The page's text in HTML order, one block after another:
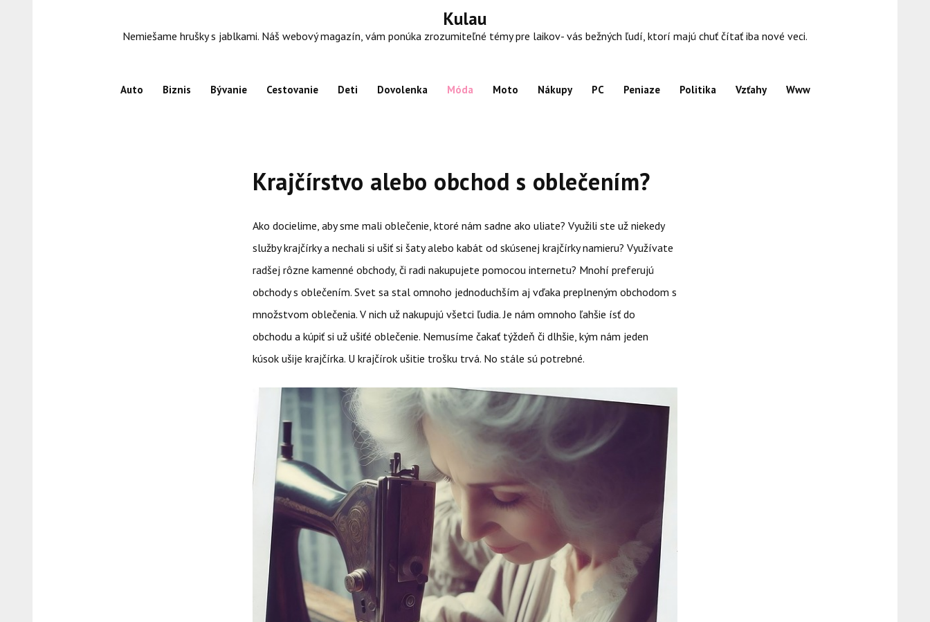
Kulau
Nemiešame hrušky s jablkami. Náš webový magazín, vám ponúka zrozumiteľné témy pre laikov- vás bežných ľudí, ktorí majú chuť čítať iba nové veci.
Auto Biznis Bývanie Cestovanie Deti Dovolenka Móda Moto Nákupy PC Peniaze Politika Vzťahy Www
Krajčírstvo alebo obchod s oblečením?
Ako docielime, aby sme mali oblečenie, ktoré nám sadne ako uliate? Využili ste už niekedy
služby krajčírky a nechali si ušiť si šaty alebo kabát od skúsenej krajčírky namieru? Využívate
radšej rôzne kamenné obchody, či radi nakupujete pomocou internetu? Mnohí preferujú
obchody s oblečením. Svet sa stal omnoho jednoduchším aj vďaka preplneným obchodom s
množstvom oblečenia. V nich už nakupujú všetci ľudia. Je nám omnoho ľahšie ísť do
obchodu a kúpiť si už ušiťé oblečenie. Nemusíme čakať týždeň či dlhšie, kým nám jeden
kúsok ušije krajčírka. U krajčírok ušitie trošku trvá. No stále sú potrebné.